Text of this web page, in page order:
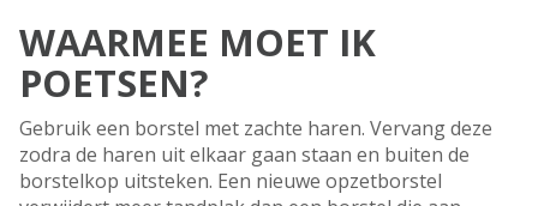
WAARMEE MOET IK
POETSEN?
Gebruik een borstel met zachte haren. Vervang deze
zodra de haren uit elkaar gaan staan en buiten de
borstelkop uitsteken. Een nieuwe opzetborstel